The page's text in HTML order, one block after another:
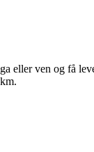
eller ven og få